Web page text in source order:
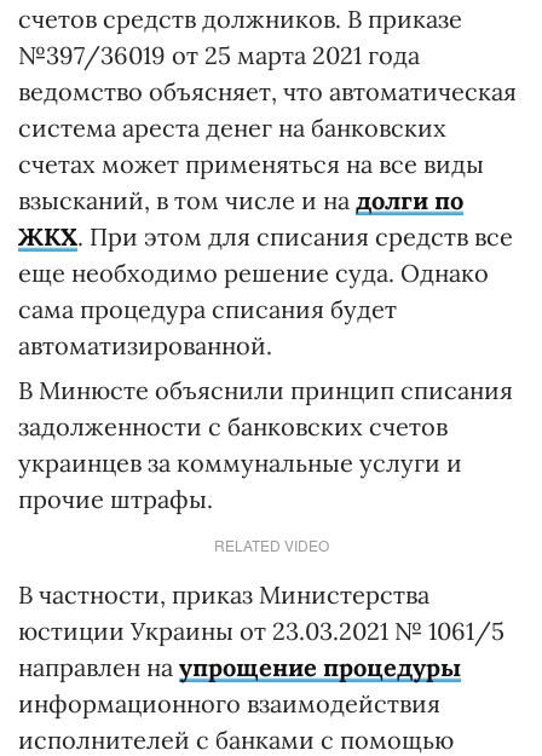
счетов средств должников. В приказе
№397/36019 от 25 марта 2021 года
ведомство объясняет, что автоматическая
система ареста денег на банковских
счетах может применяться на все виды
взысканий, в том числе и на долги по
ЖКХ. При этом для списания средств все
еще необходимо решение суда. Однако
сама процедура списания будет
автоматизированной.
В Минюсте объяснили принцип списания
задолженности с банковских счетов
украинцев за коммунальные услуги и
прочие штрафы.
RELATED VIDEO
В частности, приказ Министерства
юстиции Украины от 23.03.2021 № 1061/5
направлен на упрощение процедуры
информационного взаимодействия
исполнителей с банками с помощью